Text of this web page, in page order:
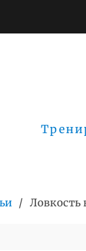
Ловкость